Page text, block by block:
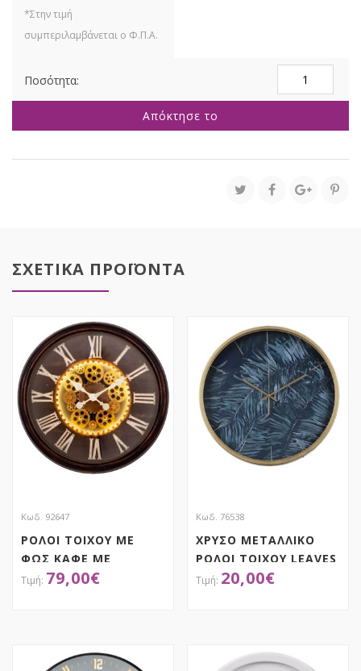
ΛΕΥΚΟ
ΞΥΛΙΝΟ
ΤΟΙΧΟΥ
ποσότητα
Απόκτησε το
ΣΧΕΤΙΚΑ ΠΡΟΪΟΝΤΑ
Κωδ. 92647
ΡΟΛΟΙ ΤΟΙΧΟΥ ΜΕ
ΦΩΣ ΚΑΦΕ ΜΕ
ΑΣΥΡΜΑΤΗ ΣΥΝΔΕΣΗ 3
79,00€
Κωδ. 76538
ΧΡΥΣΟ ΜΕΤΑΛΛΙΚΟ
ΡΟΛΟΙ ΤΟΙΧΟΥ LEAVES
50X50X6EK
20,00€